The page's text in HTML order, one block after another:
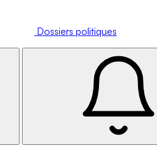
Dossiers politiques